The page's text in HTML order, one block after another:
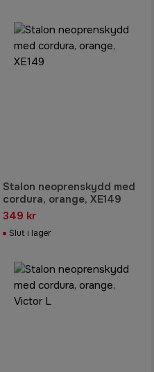
Stalon neoprenskydd med
cordura, orange, XE149
349 kr
Slut i lager